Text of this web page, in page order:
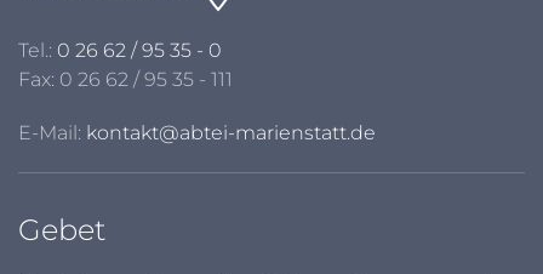
Tel.: 0 26 62 / 95 35 - 0
Fax: 0 26 62 / 95 35 - 111
E-Mail: kontakt@abtei-marienstatt.de
Gebet